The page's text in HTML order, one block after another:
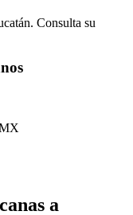
Consulta su
a